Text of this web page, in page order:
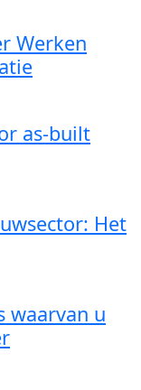
Werken
as-built
Het
waarvan u